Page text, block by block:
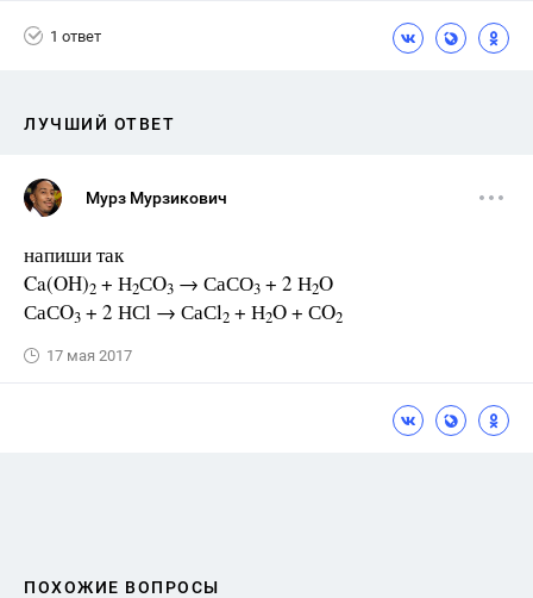
1 ответ
ЛУЧШИЙ ОТВЕТ
Мурз Мурзикович
напиши так
Ca(OH)2 + Н2СO3 → СаСО3 + 2 Н2O
СаСO3 + 2 НСl → СаСl2 + Н2O + СO2
17 мая 2017
ПОХОЖИЕ ВОПРОСЫ